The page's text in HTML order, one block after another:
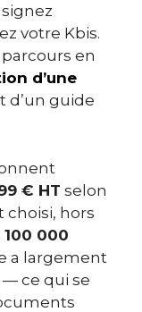
votre Kbis.
en
d’une
d’un guide
€ HT selon
choisi, hors
100 000
a largement
ce qui se